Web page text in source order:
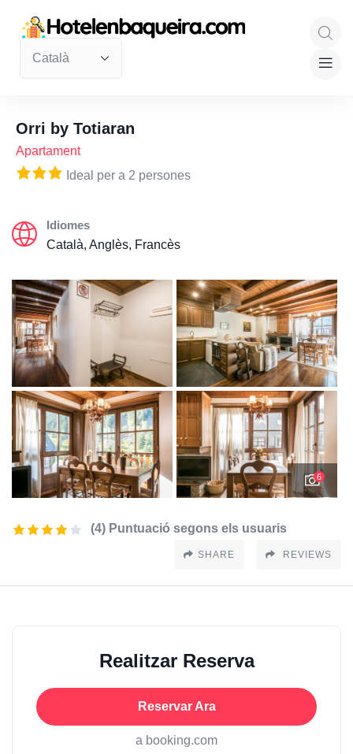
Orri by Totiaran
Apartament
Ideal per a 2 persones
Idiomes
Català, Anglès, Francès
6
(4) Puntuació segons els usuaris
SHARE REVIEWS
Realitzar Reserva
Reservar Ara
a booking.com